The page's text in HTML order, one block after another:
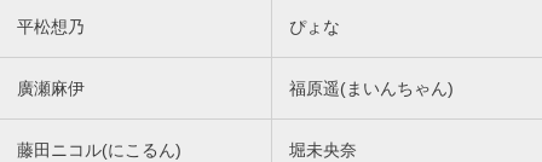
平松想乃 ぴょな
廣瀬麻伊 福原遥(まいんちゃん)
藤田ニコル(にこるん) 堀未央奈